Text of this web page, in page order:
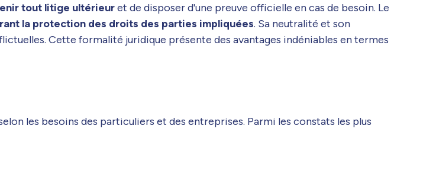
tout litige ultérieuret de disposer d'une preuve officielle en cas de besoin. Le
la protection des droits des parties impliquées. Sa neutralité et son
Cette formalité juridique présente des avantages indéniables en termes
les besoins des particuliers et des entreprises. Parmi les constats les plus